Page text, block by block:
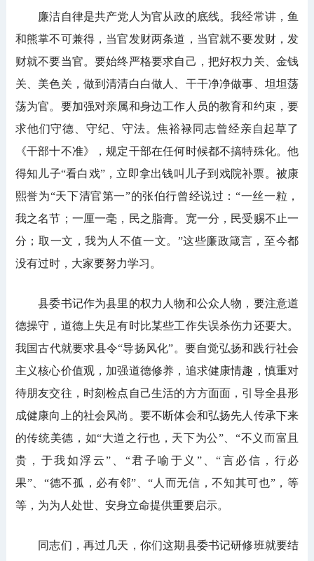
廉洁自律是共产党人为官从政的底线。我经常讲，鱼
和熊掌不可兼得，当官发财两条道，当官就不要发财，发
财就不要当官。要始终严格要求自己，把好权力关、金钱
关、美色关，做到清清白白做人、干干净净做事、坦坦荡
荡为官。要加强对亲属和身边工作人员的教育和约束，要
求他们守德、守纪、守法。焦裕禄同志曾经亲自起草了
《干部十不准》，规定干部在任何时候都不搞特殊化。他
得知儿子“看白戏”，立即拿出钱叫儿子到戏院补票。被康
熙誉为“天下清官第一”的张伯行曾经说过：“一丝一粒，
我之名节；一厘一毫，民之脂膏。宽一分，民受赐不止一
分；取一文，我为人不值一文。”这些廉政箴言，至今都
没有过时，大家要努力学习。
县委书记作为县里的权力人物和公众人物，要注意道
德操守，道德上失足有时比某些工作失误杀伤力还要大。
我国古代就要求县令“导扬风化”。要自觉弘扬和践行社会
主义核心价值观，加强道德修养，追求健康情趣，慎重对
待朋友交往，时刻检点自己生活的方方面面，引导全县形
成健康向上的社会风尚。要不断体会和弘扬先人传承下来
的传统美德，如“大道之行也，天下为公”、“不义而富且
贵，于我如浮云”、“君子喻于义”、“言必信，行必
果”、“德不孤，必有邻”、“人而无信，不知其可也”，等
等，为为人处世、安身立命提供重要启示。
同志们，再过几天，你们这期县委书记研修班就要结